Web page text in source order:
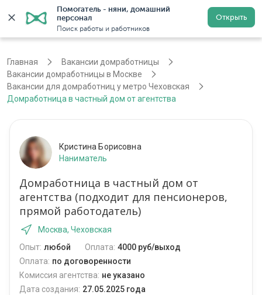
Помогатель - няни, домашний
персонал
Поиск работы и работников
Открыть
Регистрация
Главная
Вакансии домработницы
Вакансии домработницы в Москве
Вакансии для домработниц у метро Чеховская
Домработница в частный дом от агентства
Кристина Борисовна
Наниматель
Домработница в частный дом от
агентства (подходит для пенсионеров,
прямой работодатель)
Москва, Чеховская
Опыт: любой Оплата: 4000 руб/выход
Оплата: по договоренности
Комиссия агентства: не указано
Дата создания: 27.05.2025 года